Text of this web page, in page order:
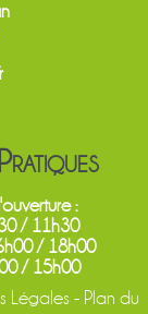
:
/ 11h30
/ 18h00
/ 15h00
Légales - Plan du